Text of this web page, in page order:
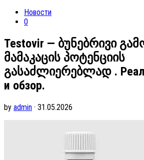
Новости
0
Testovir — ბუნებრივი
მამაკაცის პოტენციის
გასაძლიერებლად .
и обзор.
by admin · 31.05.2026